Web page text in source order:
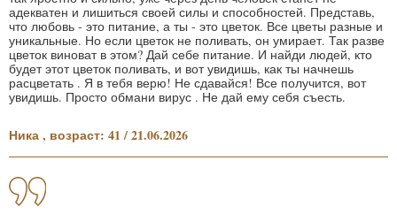
адекватен и лишиться своей силы и способностей. Представь,
что любовь - это питание, а ты - это цветок. Все цветы разные и
уникальные. Но если цветок не поливать, он умирает. Так разве
цветок виноват в этом? Дай себе питание. И найди людей, кто
будет этот цветок поливать, и вот увидишь, как ты начнешь
расцветать . Я в тебя верю! Не сдавайся! Все получится, вот
увидишь. Просто обмани вирус . Не дай ему себя съесть.
Ника , возраст: 41 / 21.06.2026